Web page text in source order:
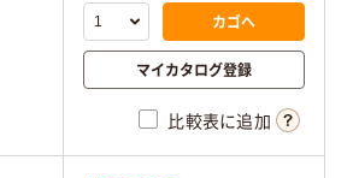
カゴへ
マイカタログ登録
比較表に追加